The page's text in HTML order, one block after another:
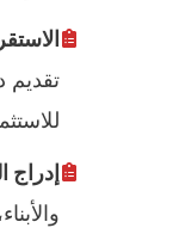
إدراج